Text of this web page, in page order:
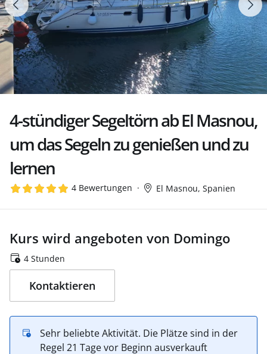
4-stündiger Segeltörn ab El Masnou,
um das Segeln zu genießen und zu
lernen
4 Bewertungen El Masnou, Spanien
Kurs wird angeboten von Domingo
4 Stunden
Kontaktieren
Sehr beliebte Aktivität. Die Plätze sind in der
Regel 21 Tage vor Beginn ausverkauft